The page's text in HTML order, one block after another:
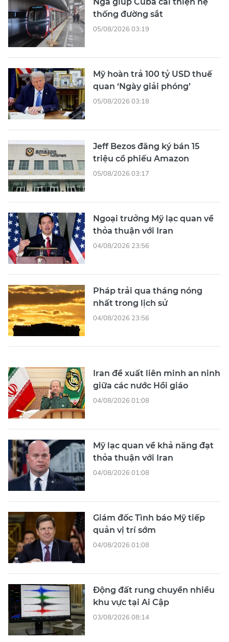
thống đường sắt
05/08/2026 03:19
Mỹ hoàn trả 100 tỷ USD thuế
quan ‘Ngày giải phóng’
05/08/2026 03:18
Jeff Bezos đăng ký bán 15
triệu cổ phiếu Amazon
05/08/2026 03:17
Ngoại trưởng Mỹ lạc quan về
thỏa thuận với Iran
04/08/2026 23:56
Pháp trải qua tháng nóng
nhất trong lịch sử
04/08/2026 23:56
Iran đề xuất liên minh an ninh
giữa các nước Hồi giáo
04/08/2026 01:08
Mỹ lạc quan về khả năng đạt
thỏa thuận với Iran
04/08/2026 01:08
Giám đốc Tình báo Mỹ tiếp
quản vị trí sớm
04/08/2026 01:08
Động đất rung chuyển nhiều
khu vực tại Ai Cập
03/08/2026 08:14